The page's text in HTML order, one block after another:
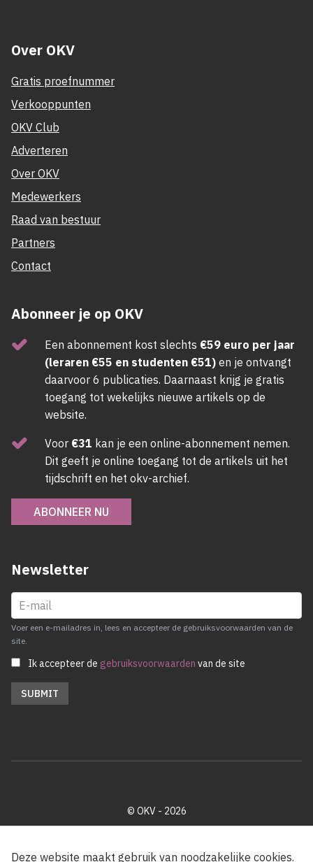
Over OKV
Gratis proefnummer
Verkooppunten
OKV Club
Adverteren
Over OKV
Medewerkers
Raad van bestuur
Partners
Contact
Abonneer je op OKV
Een abonnement kost slechts €59 euro per jaar
(leraren €55 en studenten €51) en je ontvangt
daarvoor 6 publicaties. Daarnaast krijg je gratis
toegang tot wekelijks nieuwe artikels op de
website.
Voor €31 kan je een online-abonnement nemen.
Dit geeft je online toegang tot de artikels uit het
tijdschrift en het okv-archief.
ABONNEER NU
Newsletter
Voer een e-mailadres in, lees en accepteer de gebruiksvoorwaarden van de
site.
Ik accepteer de gebruiksvoorwaarden van de site
© OKV - 2026
Deze website maakt gebruik van noodzakelijke cookies.